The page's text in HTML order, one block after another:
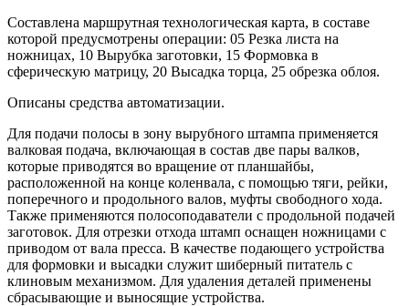
Составлена маршрутная технологическая карта, в составе
которой предусмотрены операции: 05 Резка листа на
ножницах, 10 Вырубка заготовки, 15 Формовка в
сферическую матрицу, 20 Высадка торца, 25 обрезка облоя.
Описаны средства автоматизации.
Для подачи полосы в зону вырубного штампа применяется
валковая подача, включающая в состав две пары валков,
которые приводятся во вращение от планшайбы,
расположенной на конце коленвала, с помощью тяги, рейки,
поперечного и продольного валов, муфты свободного хода.
Также применяются полосоподаватели с продольной подачей
заготовок. Для отрезки отхода штамп оснащен ножницами с
приводом от вала пресса. В качестве подающего устройства
для формовки и высадки служит шиберный питатель с
клиновым механизмом. Для удаления деталей применены
сбрасывающие и выносящие устройства.